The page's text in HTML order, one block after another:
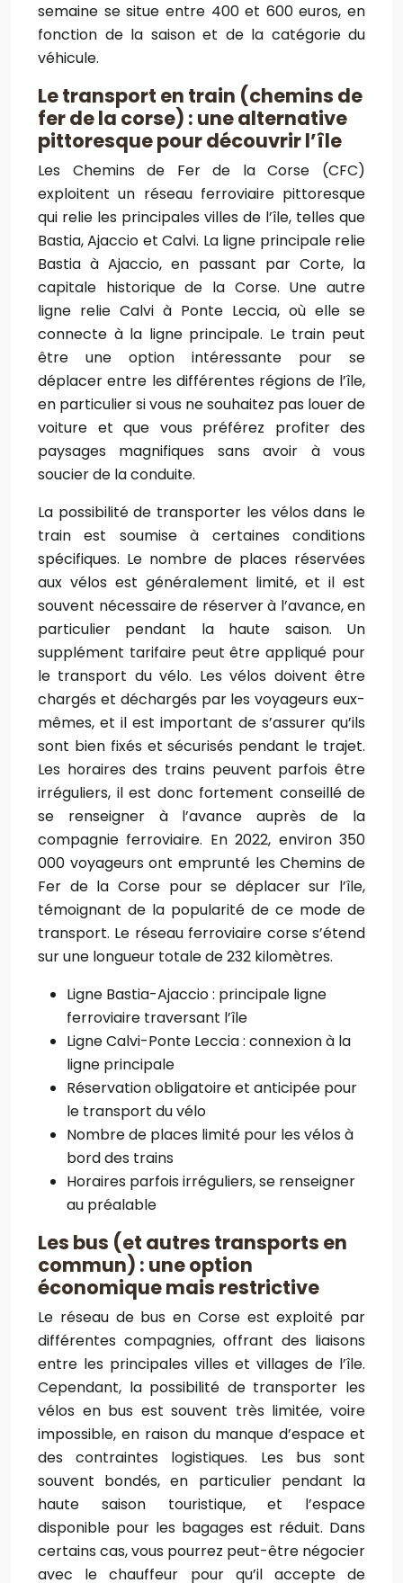
semaine se situe entre 400 et 600 euros, en
fonction de la saison et de la catégorie du
véhicule.
Le transport en train (chemins de
fer de la corse) : une alternative
pittoresque pour découvrir l’île
Les Chemins de Fer de la Corse (CFC)
exploitent un réseau ferroviaire pittoresque
qui relie les principales villes de l’île, telles que
Bastia, Ajaccio et Calvi. La ligne principale relie
Bastia à Ajaccio, en passant par Corte, la
capitale historique de la Corse. Une autre
ligne relie Calvi à Ponte Leccia, où elle se
connecte à la ligne principale. Le train peut
être une option intéressante pour se
déplacer entre les différentes régions de l’île,
en particulier si vous ne souhaitez pas louer de
voiture et que vous préférez profiter des
paysages magnifiques sans avoir à vous
soucier de la conduite.
La possibilité de transporter les vélos dans le
train est soumise à certaines conditions
spécifiques. Le nombre de places réservées
aux vélos est généralement limité, et il est
souvent nécessaire de réserver à l’avance, en
particulier pendant la haute saison. Un
supplément tarifaire peut être appliqué pour
le transport du vélo. Les vélos doivent être
chargés et déchargés par les voyageurs eux-
mêmes, et il est important de s’assurer qu’ils
sont bien fixés et sécurisés pendant le trajet.
Les horaires des trains peuvent parfois être
irréguliers, il est donc fortement conseillé de
se renseigner à l’avance auprès de la
compagnie ferroviaire. En 2022, environ 350
000 voyageurs ont emprunté les Chemins de
Fer de la Corse pour se déplacer sur l’île,
témoignant de la popularité de ce mode de
transport. Le réseau ferroviaire corse s’étend
sur une longueur totale de 232 kilomètres.
Ligne Bastia-Ajaccio : principale ligne
ferroviaire traversant l’île
Ligne Calvi-Ponte Leccia : connexion à la
ligne principale
Réservation obligatoire et anticipée pour
le transport du vélo
Nombre de places limité pour les vélos à
bord des trains
Horaires parfois irréguliers, se renseigner
au préalable
Les bus (et autres transports en
commun) : une option
économique mais restrictive
Le réseau de bus en Corse est exploité par
différentes compagnies, offrant des liaisons
entre les principales villes et villages de l’île.
Cependant, la possibilité de transporter les
vélos en bus est souvent très limitée, voire
impossible, en raison du manque d’espace et
des contraintes logistiques. Les bus sont
souvent bondés, en particulier pendant la
haute saison touristique, et l’espace
disponible pour les bagages est réduit. Dans
certains cas, vous pourrez peut-être négocier
avec le chauffeur pour qu’il accepte de